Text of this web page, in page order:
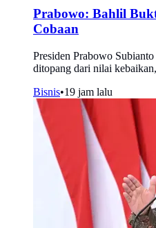
Prabowo: Bahlil
Cobaan
Presiden Prabowo
ditopang dari nilai
Bisnis•19 jam lalu